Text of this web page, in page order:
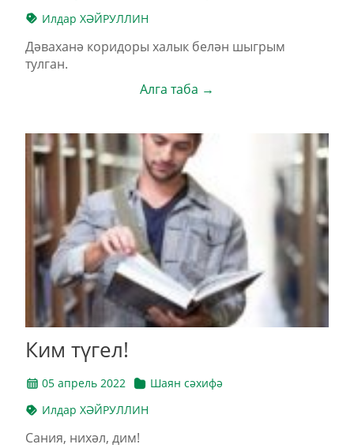
Илдар ХӘЙРУЛЛИН
Дәваханә коридоры халык белән шыгрым
тулган.
Алга таба →
Ким түгел!
05 апрель 2022
Шаян сәхифә
Илдар ХӘЙРУЛЛИН
Сания, нихәл, дим!